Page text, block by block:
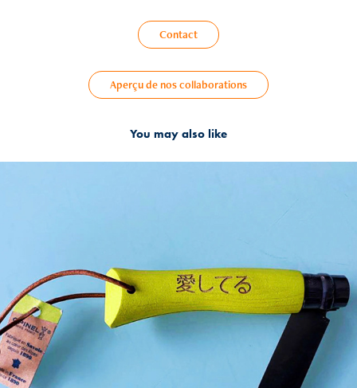
Contact
Aperçu de nos collaborations
You may also like
2024
Personnalisation de vos produits